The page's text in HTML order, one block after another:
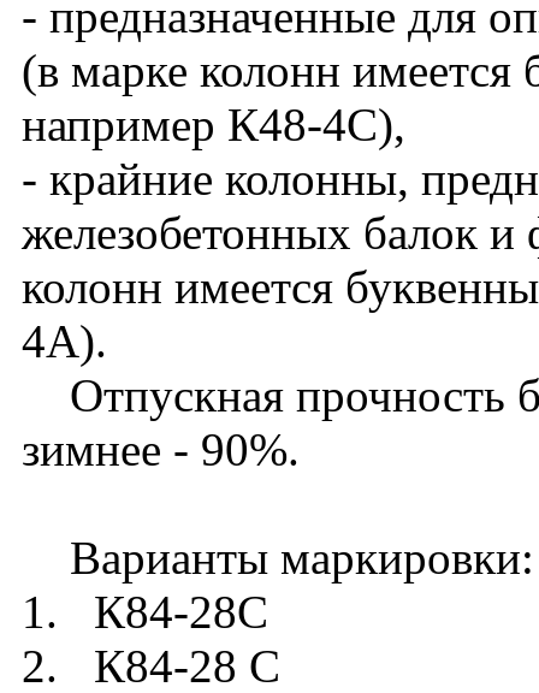
- предназначенные для
(в марке колонн
например К48-4С),
- крайние колонны,
железобетонных балок и
колонн имеется
4А).
Отпускная прочность
зимнее - 90%.
Варианты маркировки:
1. К84-28C
2. К84-28 C